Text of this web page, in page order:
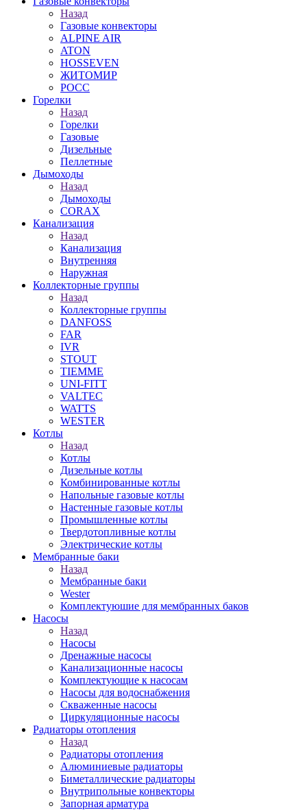
Назад
Газовые конвекторы
ALPINE AIR
ATON
HOSSEVEN
ЖИТОМИР
РОСС
Горелки
Назад
Горелки
Газовые
Дизельные
Пеллетные
Дымоходы
Назад
Дымоходы
CORAX
Канализация
Назад
Канализация
Внутренняя
Наружная
Коллекторные группы
Назад
Коллекторные группы
DANFOSS
FAR
IVR
STOUT
TIEMME
UNI-FITT
VALTEC
WATTS
WESTER
Котлы
Назад
Котлы
Дизельные котлы
Комбинированные котлы
Напольные газовые котлы
Настенные газовые котлы
Промышленные котлы
Твердотопливные котлы
Электрические котлы
Мембранные баки
Назад
Мембранные баки
Wester
Комплектуюшие для мембранных баков
Насосы
Назад
Насосы
Дренажные насосы
Канализационные насосы
Комплектующие к насосам
Насосы для водоснабжения
Скваженные насосы
Циркуляционные насосы
Радиаторы отопления
Назад
Радиаторы отопления
Алюминиевые радиаторы
Биметаллические радиаторы
Внутрипольные конвекторы
Запорная арматура